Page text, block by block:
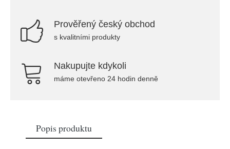
Prověřený český obchod
s kvalitními produkty
Nakupujte kdykoli
máme otevřeno 24 hodin denně
Popis produktu